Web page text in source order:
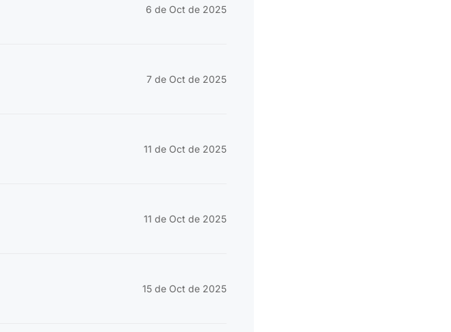
6 de Oct de 2025
7 de Oct de 2025
11 de Oct de 2025
11 de Oct de 2025
15 de Oct de 2025